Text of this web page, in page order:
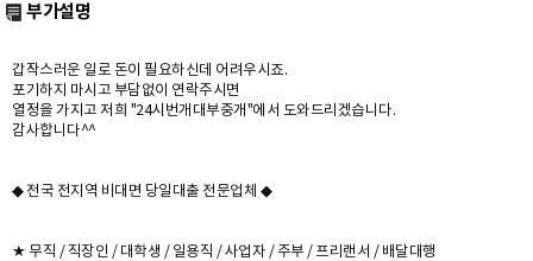
부가설명
갑작스러운 일로 돈이 필요하신데 어려우시죠.
포기하지 마시고 부담없이 연락주시면
열정을 가지고 저희 "24시번개대부중개"에서 도와드리겠습니다.
감사합니다^^
◆ 전국 전지역 비대면 당일대출 전문업체 ◆
★ 무직 / 직장인 / 대학생 / 일용직 / 사업자 / 주부 / 프리랜서 / 배달대행